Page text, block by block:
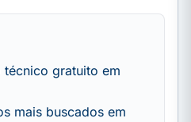
técnico gratuito em
mais buscados em